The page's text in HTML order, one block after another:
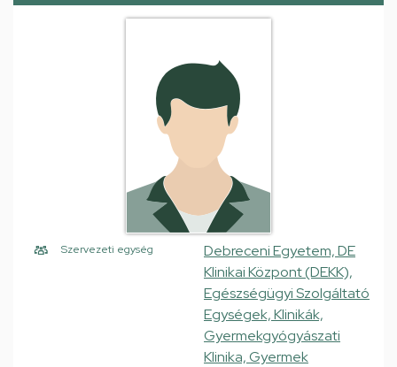
Szervezeti egység
Debreceni Egyetem, DE
Klinikai Központ (DEKK),
Egészségügyi Szolgáltató
Egységek, Klinikák,
Gyermekgyógyászati
Klinika, Gyermek